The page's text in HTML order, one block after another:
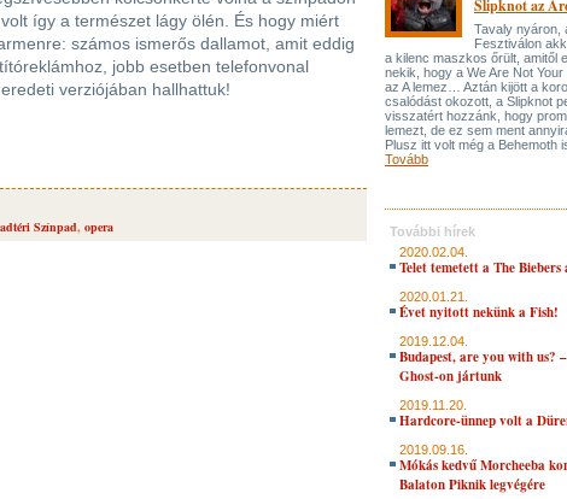
így a természet lágy ölén. És hogy miért
számos ismerős dallamot, amit eddig
jobb esetben telefonvonal
verziójában hallhattuk!
Színpad, opera
Slipknot az
Tavaly nyáron,
Fesztiválon
a kilenc maszkos őrült, amitől
nekik, hogy a We Are Not Your
az A lemez… Aztán kijött a
csalódást okozott, a Slipknot
visszatért hozzánk, hogy
lemezt, de ez sem ment
Plusz itt volt még a Behemoth
Tovább
További hírek
2020.02.04.
Telet temetett a The
2020.01.21.
Évet nyitott nekünk a Fish!
2019.12.04.
Budapest, are you with us?
Ghost-on jártunk
2019.11.20.
Hardcore-ünnep volt a
2019.09.16.
Mókás kedvű Morcheeba
Balaton Piknik legvégére